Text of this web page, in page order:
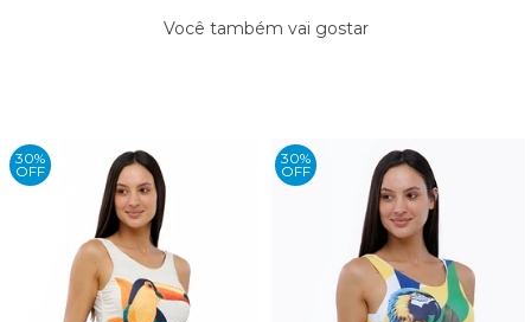
Você também vai gostar
30%
OFF
30%
OFF